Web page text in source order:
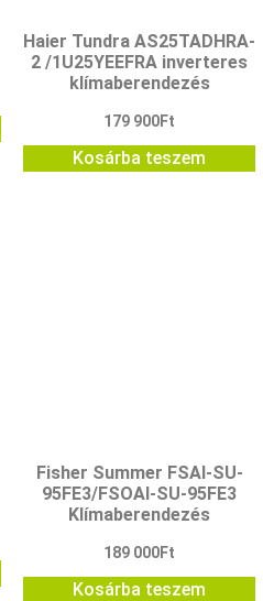
Haier Tundra AS25TADHRA-
2 /1U25YEEFRA inverteres
klímaberendezés
179 900Ft
Kosárba teszem
Fisher Summer FSAI-SU-
95FE3/FSOAI-SU-95FE3
Klímaberendezés
189 000Ft
Kosárba teszem